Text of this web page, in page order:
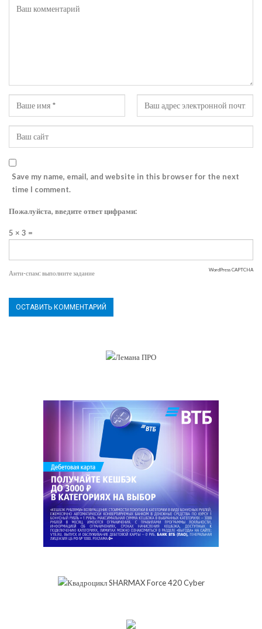
Save my name, email, and website in this browser for the next
time I comment.
Пожалуйста, введите ответ цифрами:
5 × 3 =
Анти-спам: выполните задание WordPress CAPTCHA